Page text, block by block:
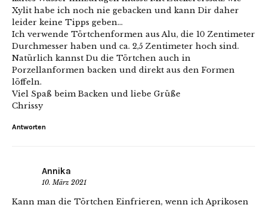
Xylit habe ich noch nie gebacken und kann Dir daher
leider keine Tipps geben…
Ich verwende Törtchenformen aus Alu, die 10 Zentimeter
Durchmesser haben und ca. 2,5 Zentimeter hoch sind.
Natürlich kannst Du die Törtchen auch in
Porzellanformen backen und direkt aus den Formen
löffeln.
Viel Spaß beim Backen und liebe Grüße
Chrissy
Antworten
Annika
10. März 2021
Kann man die Törtchen Einfrieren, wenn ich Aprikosen